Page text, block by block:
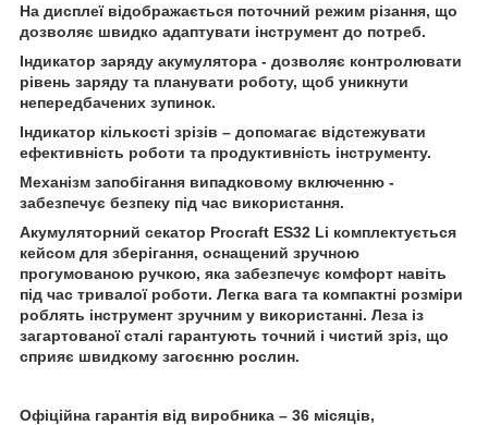
На дисплеї відображається поточний режим різання, що
дозволяє швидко адаптувати інструмент до потреб.
Індикатор заряду акумулятора - дозволяє контролювати
рівень заряду та планувати роботу, щоб уникнути
непередбачених зупинок.
Індикатор кількості зрізів – допомагає відстежувати
ефективність роботи та продуктивність інструменту.
Механізм запобігання випадковому включенню -
забезпечує безпеку під час використання.
Акумуляторний секатор Procraft ES32 Li комплектується
кейсом для зберігання, оснащений зручною
прогумованою ручкою, яка забезпечує комфорт навіть
під час тривалої роботи. Легка вага та компактні розміри
роблять інструмент зручним у використанні. Леза із
загартованої сталі гарантують точний і чистий зріз, що
сприяє швидкому загоєнню рослин.
Офіційна гарантія від виробника – 36 місяців,